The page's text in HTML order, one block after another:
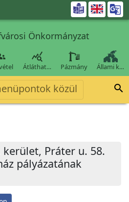

Önkormányzat

Átláthat… Pázmány Állami k…
közül 
kerület, Práter u. 58.
pályázatának